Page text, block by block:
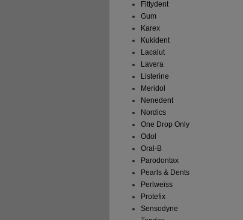
Fittydent
Gum
Karex
Kukident
Lacalut
Lavera
Listerine
Meridol
Nenedent
Nordics
One Drop Only
Odol
Oral-B
Parodontax
Pearls & Dents
Perlweiss
Protefix
Sensodyne